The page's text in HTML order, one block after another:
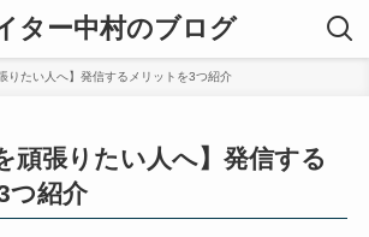
ター中村のブログ
りたい人へ】発信するメリットを3つ紹介
頑張りたい人へ】発信する
つ紹介